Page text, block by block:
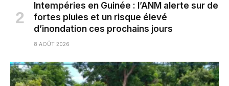
Intempéries en Guinée : l’ANM alerte sur de
fortes pluies et un risque élevé
d’inondation ces prochains jours
8 AOÛT 2026